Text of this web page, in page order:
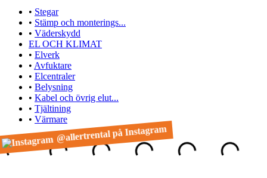
• Stegar
• Stämp och monterings...
• Väderskydd
EL OCH KLIMAT
• Elverk
• Avfuktare
• Elcentraler
• Belysning
• Kabel och övrig elut...
• Tjältining
• Värmare
@allertrental på Instagram